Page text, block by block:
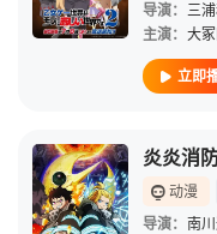
导演： 三
主演： 大
立即
炎炎消
动漫
导演： 南